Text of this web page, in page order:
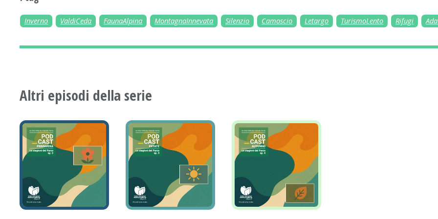
Inverno ValdiCeda FaunaAlpina MontagnaInnevata Silenzio Camoscio Letargo TurismoLento Rifugi
Altri episodi della serie